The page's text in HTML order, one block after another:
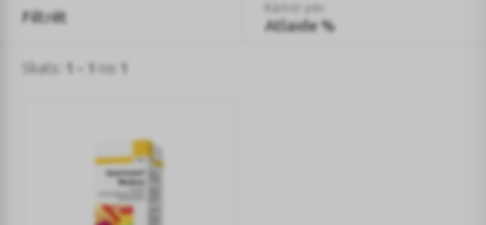
Filtrēt Kārtot pēc
Atlaide %
Skats: no